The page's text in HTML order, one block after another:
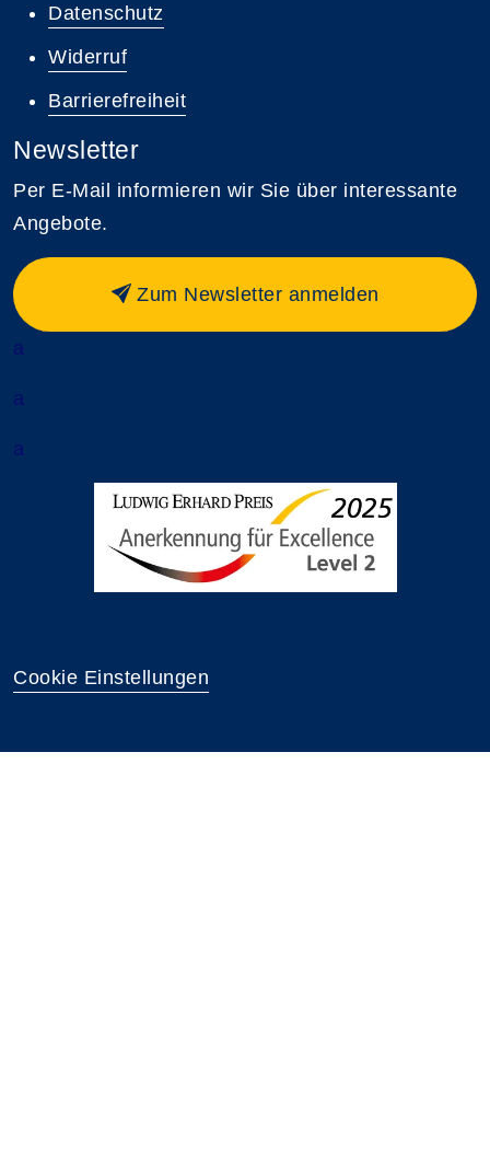
Datenschutz
Widerruf
Barrierefreiheit
Newsletter
Per E-Mail informieren wir Sie über interessante
Angebote.
Zum Newsletter anmelden
a
a
a
Cookie Einstellungen